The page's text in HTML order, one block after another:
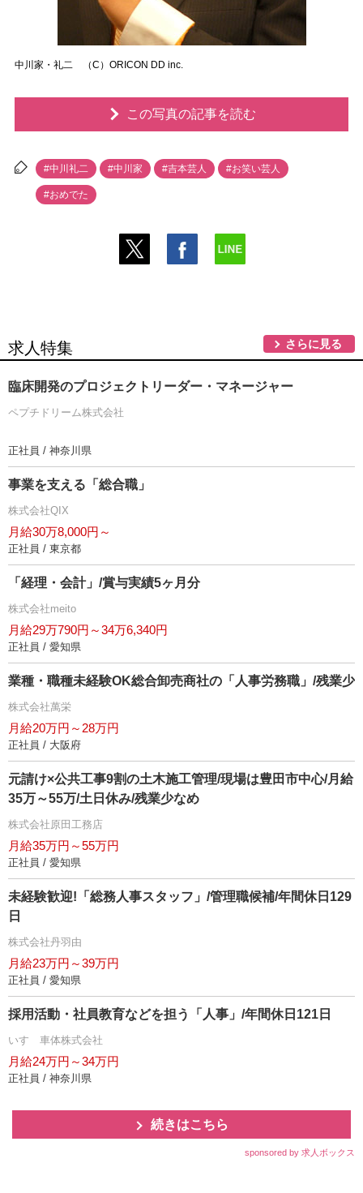
中川家・礼二 （C）ORICON DD inc.
この写真の記事を読む
#中川礼二 #中川家 #吉本芸人 #お笑い芸人
#おめでた
求人特集 さらに見る
臨床開発のプロジェクトリーダー・マネージャー
ペプチドリーム株式会社
正社員 / 神奈川県
事業を支える「総合職」
株式会社QIX
月給30万8,000円～
正社員 / 東京都
「経理・会計」/賞与実績5ヶ月分
株式会社meito
月給29万790円～34万6,340円
正社員 / 愛知県
業種・職種未経験OK総合卸売商社の「人事労務職」/残業少
株式会社萬栄
月給20万円～28万円
正社員 / 大阪府
元請け×公共工事9割の土木施工管理/現場は豊田市中心/月給
35万～55万/土日休み/残業少なめ
株式会社原田工務店
月給35万円～55万円
正社員 / 愛知県
未経験歓迎!「総務人事スタッフ」/管理職候補/年間休日129
日
株式会社丹羽由
月給23万円～39万円
正社員 / 愛知県
採用活動・社員教育などを担う「人事」/年間休日121日
いすゞ車体株式会社
月給24万円～34万円
正社員 / 神奈川県
続きはこちら
sponsored by 求人ボックス